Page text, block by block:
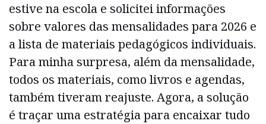
estive na escola e solicitei informações
sobre valores das mensalidades para 2026 e
a lista de materiais pedagógicos individuais.
Para minha surpresa, além da mensalidade,
todos os materiais, como livros e agendas,
também tiveram reajuste. Agora, a solução
é traçar uma estratégia para encaixar tudo